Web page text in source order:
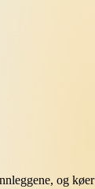
og køer